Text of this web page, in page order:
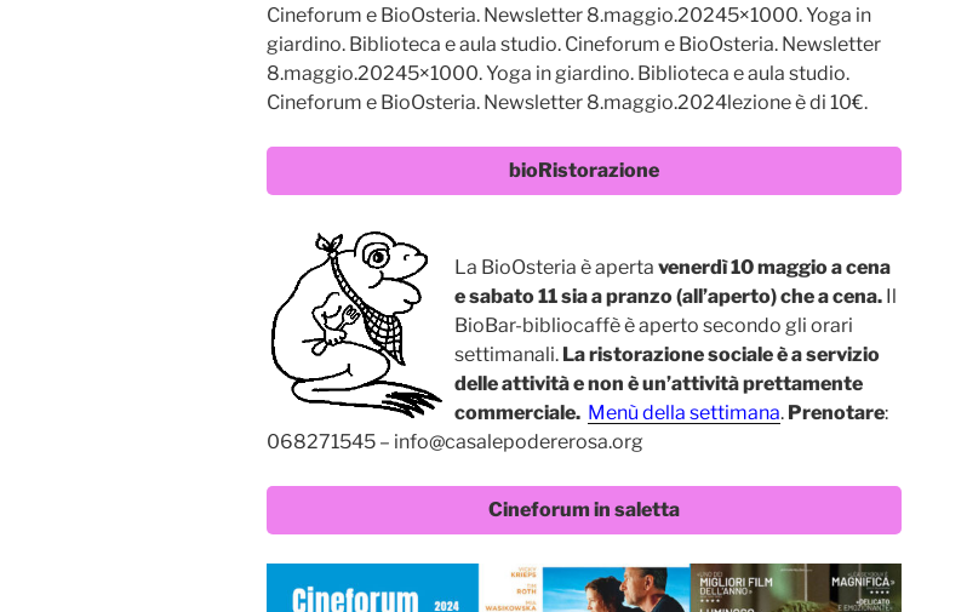
Cineforum e BioOsteria. Newsletter 8.maggio.20245×1000. Yoga in
giardino. Biblioteca e aula studio. Cineforum e BioOsteria. Newsletter
8.maggio.20245×1000. Yoga in giardino. Biblioteca e aula studio.
Cineforum e BioOsteria. Newsletter 8.maggio.2024lezione è di 10€.
bioRistorazione
La BioOsteria è aperta venerdì 10 maggio a cena
e sabato 11 sia a pranzo (all’aperto) che a cena. Il
BioBar-bibliocaffè è aperto secondo gli orari
settimanali. La ristorazione sociale è a servizio
delle attività e non è un’attività prettamente
commerciale. Menù della settimana. Prenotare:
068271545 – info@casalepodererosa.org
Cineforum in saletta